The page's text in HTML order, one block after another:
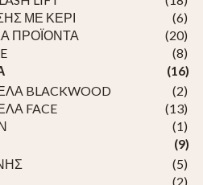
ΜΕ ΚΕΡΙ
(6)
ΠΡΟΪΟΝΤΑ
(20)
(8)
(16)
BLACKWOOD
(2)
FACE
(13)
(1)
(9)
(5)
(2)